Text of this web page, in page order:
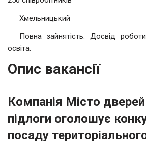
Хмельницький
Повна зайнятість. Досвід
освіта.
Опис вакансії
Компанія Місто
підлоги оголошує
посаду